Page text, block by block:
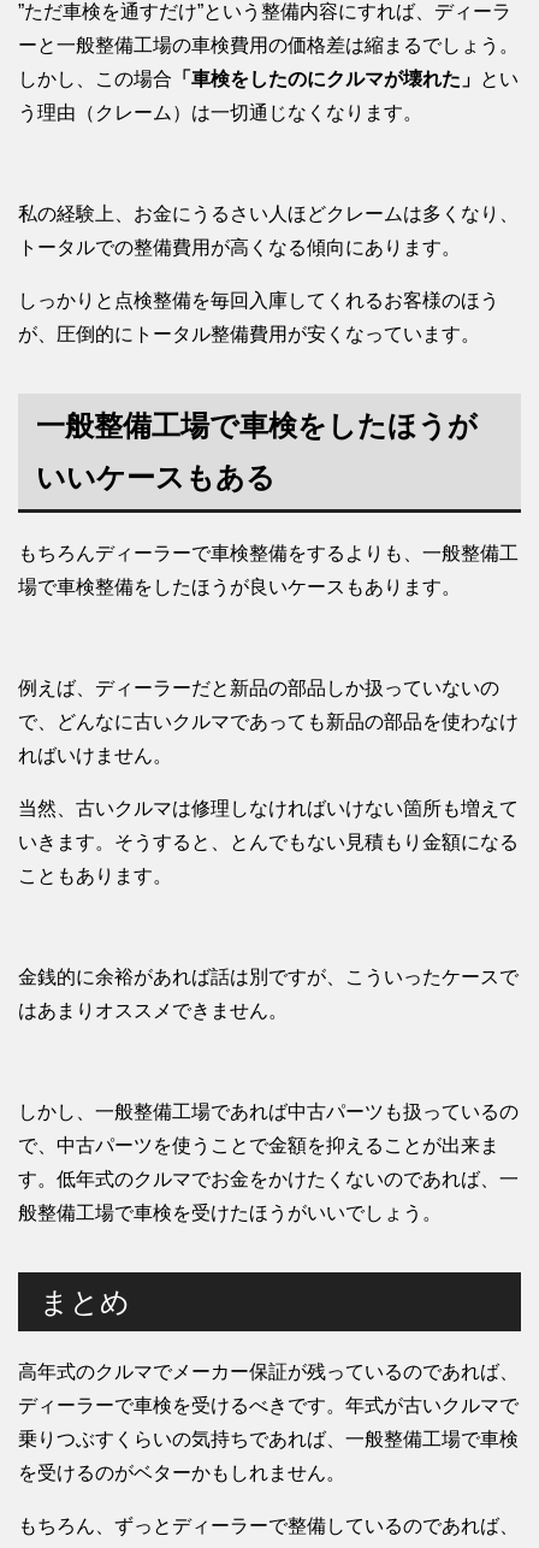
”ただ車検を通すだけ”という整備内容にすれば、ディーラ
ーと一般整備工場の車検費用の価格差は縮まるでしょう。
しかし、この場合 「車検をしたのにクルマが壊れた」 とい
う理由（クレーム）は一切通じなくなります。
私の経験上、お金にうるさい人ほどクレームは多くなり、
トータルでの整備費用が高くなる傾向にあります。
しっかりと点検整備を毎回入庫してくれるお客様のほう
が、圧倒的にトータル整備費用が安くなっています。
一般整備工場で車検をしたほうが
いいケースもある
もちろんディーラーで車検整備をするよりも、一般整備工
場で車検整備をしたほうが良いケースもあります。
例えば、ディーラーだと新品の部品しか扱っていないの
で、どんなに古いクルマであっても新品の部品を使わなけ
ればいけません。
当然、古いクルマは修理しなければいけない箇所も増えて
いきます。そうすると、とんでもない見積もり金額になる
こともあります。
金銭的に余裕があれば話は別ですが、こういったケースで
はあまりオススメできません。
しかし、一般整備工場であれば中古パーツも扱っているの
で、中古パーツを使うことで金額を抑えることが出来ま
す。低年式のクルマでお金をかけたくないのであれば、一
般整備工場で車検を受けたほうがいいでしょう。
まとめ
高年式のクルマでメーカー保証が残っているのであれば、
ディーラーで車検を受けるべきです。年式が古いクルマで
乗りつぶすくらいの気持ちであれば、一般整備工場で車検
を受けるのがベターかもしれません。
もちろん、ずっとディーラーで整備しているのであれば、